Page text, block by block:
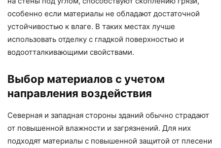
особенно если материалы не обладают достаточной
устойчивостью к влаге. В таких местах лучше
использовать отделку с гладкой поверхностью и
водоотталкивающими свойствами.
Выбор материалов с учетом
направления воздействия
Северная и западная стороны зданий обычно страдают
от повышенной влажности и загрязнений. Для них
подходят материалы с повышенной защитой от плесени